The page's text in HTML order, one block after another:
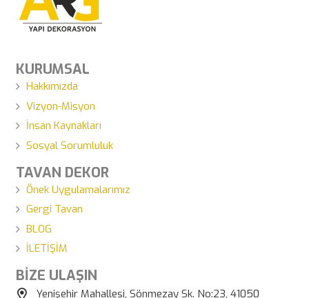
KURUMSAL
Hakkımızda
Vizyon-Misyon
İnsan Kaynakları
Sosyal Sorumluluk
TAVAN DEKOR
Önek Uygulamalarımız
Gergi Tavan
BLOG
İLETİŞİM
BİZE ULAŞIN
Yenişehir Mahallesi, Sönmezay Sk. No:23, 41050